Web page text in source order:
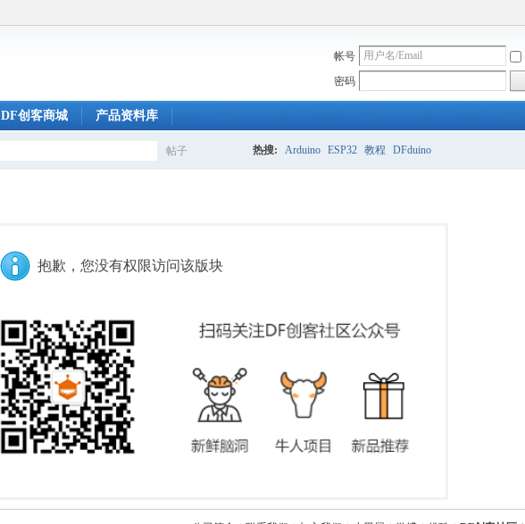
帐号
密码
DF创客商城 产品资料库
帖子 热搜: Arduino ESP32 教程 DFduino
抱歉，您没有权限访问该版块